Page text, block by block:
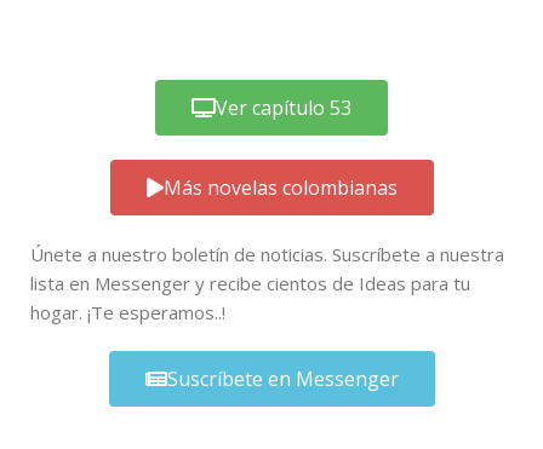
Ver capítulo 53
Más novelas colombianas
Únete a nuestro boletín de noticias. Suscríbete a nuestra
lista en Messenger y recibe cientos de Ideas para tu
hogar. ¡Te esperamos..!
Suscríbete en Messenger